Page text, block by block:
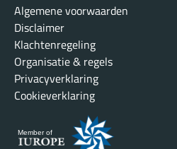
Algemene voorwaarden
Disclaimer
Klachtenregeling
Organisatie & regels
Privacyverklaring
Cookieverklaring
Member of